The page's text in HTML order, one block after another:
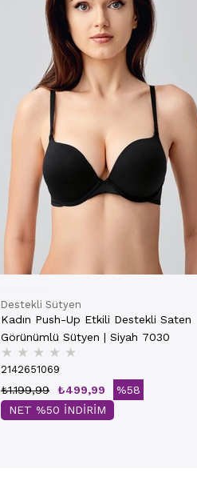
Destekli Sütyen
Kadın Push-Up Etkili Destekli Saten
Görünümlü Sütyen | Siyah 7030
★ ★ ★ ★ ★
2142651069
₺499,99
₺1.199,99
%58
NET %50 İNDİRİM